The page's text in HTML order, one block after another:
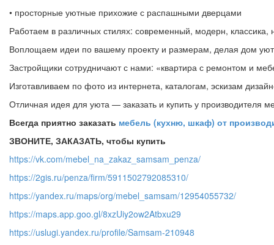
• просторные уютные прихожие с распашными дверцами
Работаем в различных стилях: современный, модерн,
Воплощаем идеи по вашему проекту и размерам, делая дом
Застройщики сотрудничают с нами: «квартира с ремонтом и
Изготавливаем по фото из интернета, каталогам, эскизам
Отличная идея для уюта — заказать и купить у
Всегда приятно заказать мебель (кухню, шкаф) от
ЗВОНИТЕ, ЗАКАЗАТЬ, чтобы купить
https://vk.com/mebel_na_zakaz_samsam_penza/
https://2gis.ru/penza/firm/5911502792085310/
https://yandex.ru/maps/org/mebel_samsam/12954055732/
https://maps.app.goo.gl/8xzUiy2ow2Atbxu29
https://uslugi.yandex.ru/profile/Samsam-210948